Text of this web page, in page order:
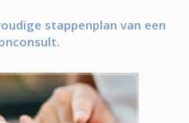
stappenplan van een